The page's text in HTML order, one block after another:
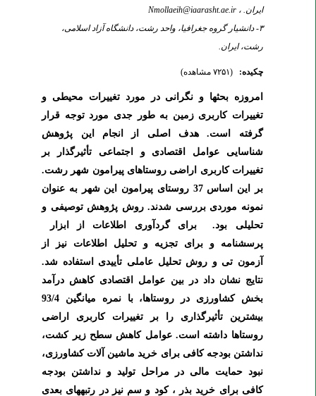
ایران. ، Nmollaeih@iaarasht.ae.ir
۳- دانشیار گروه جغرافیا، واحد رشت، دانشگاه آزاد اسلامی،
رشت، ایران.
چکیده: (۷۲۵۱ مشاهده)
امروزه بحث­ها و نگرانی در مورد تغییرات محیطی و
تغییرات کاربری زمین به طور جدی مورد توجه قرار
گرفته است. هدف اصلی از انجام این پژوهش
شناسایی عوامل اقتصادی و اجتماعی تأثیرگذار بر
تغییرات کاربری اراضی روستاهای پیرامون شهر رشت.
بر این اساس 37 روستای پیرامون این شهر به عنوان
نمونه موردی بررسی شدند. روش پژوهش توصیفی و
تحلیلی بود. برای گردآوری اطلاعات از ابزار
پرسشنامه و برای تجزیه و تحلیل اطلاعات نیز از
آزمون تی و روش تحلیل عاملی تأییدی استفاده شد.
نتایج نشان داد در بین عوامل اقتصادیکاهش درآمد
بخش کشاورزی در روستاها، با نمره میانگین 93/4
بیشترین تأثیرگذاری را بر تغییرات کاربری اراضی
روستاها داشته است. عوامل کاهش سطح زیر کشت،
نداشتن بودجه کافی برای خرید ماشین آلات کشاورزی،
نبود حمایت مالی در مراحل تولید و نداشتن بودجه
کافی برای خرید بذر ، کود و سم نیز در رتبه­های بعدی